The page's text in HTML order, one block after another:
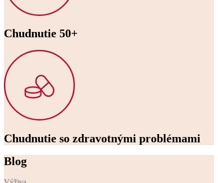
Chudnutie 50+
Chudnutie so zdravotnými problémami
Blog